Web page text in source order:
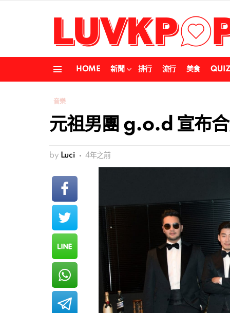
HOME 新聞 排行 流行 美食
音樂
元祖男團 g.o.d 宣布
by Luci 4年之前